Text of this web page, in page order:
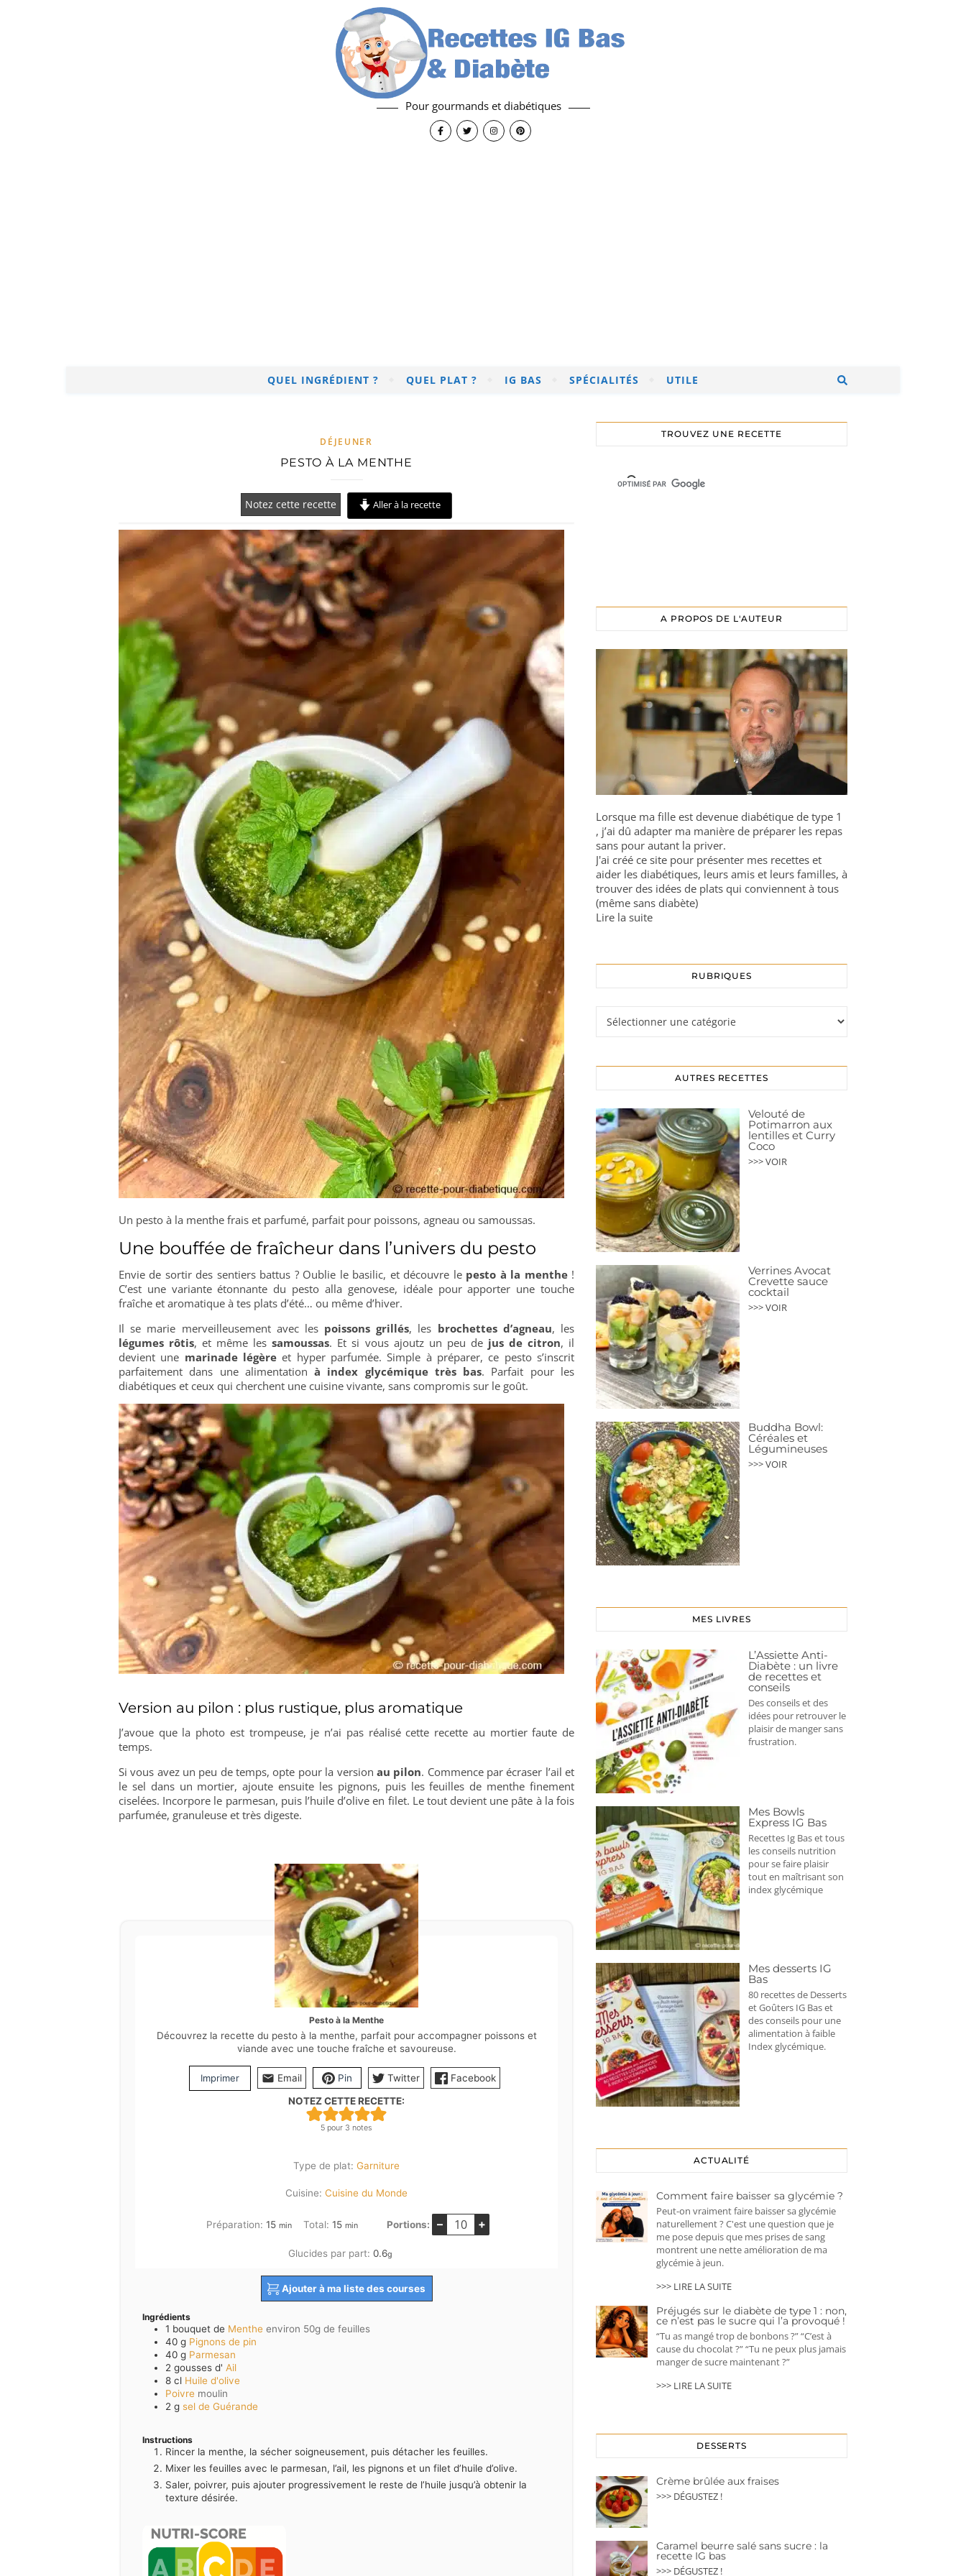
Pour gourmands et diabétiques
QUEL INGRÉDIENT ? QUEL PLAT ? IG BAS SPÉCIALITÉS UTILE
DÉJEUNER
PESTO À LA MENTHE
Notez cette recette Aller à la recette
Un pesto à la menthe frais et parfumé, parfait pour poissons, agneau ou samoussas.
Une bouffée de fraîcheur dans l’univers du pesto
Envie de sortir des sentiers battus ? Oublie le basilic, et découvre le pesto à la menthe!
C’est une variante étonnante du pesto alla genovese, idéale pour apporter une touche
fraîche et aromatique à tes plats d’été… ou même d’hiver.
Il se marie merveilleusement avec les poissons grillés, les brochettes d’agneau, les
légumes rôtis, et même lessamoussas. Et si vous ajoutz un peu de jus de citron, il
devient une marinade légère et hyper parfumée. Simple à préparer, ce pesto s’inscrit
parfaitement dans une alimentationà index glycémique très bas. Parfait pour les
diabétiques et ceux qui cherchent une cuisine vivante, sans compromis sur le goût.
Version au pilon : plus rustique, plus aromatique
J’avoue que la photo est trompeuse, je n’ai pas réalisé cette recette au mortier faute de
temps.
Si vous avez un peu de temps, opte pour la version au pilon. Commence par écraser l’ail et
le sel dans un mortier, ajoute ensuite les pignons, puis les feuilles de menthe finement
ciselées. Incorpore le parmesan, puis l’huile d’olive en filet. Le tout devient une pâte à la fois
parfumée, granuleuse et très digeste.
Pesto à la Menthe
Découvrez la recette du pesto à la menthe, parfait pour accompagner poissons et
viande avec une touche fraîche et savoureuse.
Imprimer Email Pin Twitter
Facebook
NOTEZ CETTE RECETTE:
5 pour 3 notes
Type de plat: Garniture
Cuisine: Cuisine du Monde
Préparation: 15minutes
min Total: 15minutes
min Portions: – +
Glucides par part:0.6g
Ajouter à ma liste des courses
Ingrédients
1 bouquet de Menthe environ 50g de feuilles
40 g Pignons de pin
40 g Parmesan
2 gousses d' Ail
8 cl Huile d'olive
Poivre moulin
2 g sel de Guérande
Instructions
Rincer la menthe, la sécher soigneusement, puis détacher les feuilles.
Mixer les feuilles avec le parmesan, l’ail, les pignons et un filet d’huile d’olive.
Saler, poivrer, puis ajouter progressivement le reste de l’huile jusqu’à obtenir la
texture désirée.
TROUVEZ UNE RECETTE
A PROPOS DE L'AUTEUR
Lorsque ma fille est devenue diabétique de type 1
, j’ai dû adapter ma manière de préparer les repas
sans pour autant la priver.
J'ai créé ce site pour présenter mes recettes et
aider les diabétiques, leurs amis et leurs familles, à
trouver des idées de plats qui conviennent à tous
(même sans diabète)
Lire la suite
RUBRIQUES
AUTRES RECETTES
Velouté de
Potimarron aux
lentilles et Curry
Coco
>>> VOIR
Verrines Avocat
Crevette sauce
cocktail
>>> VOIR
Buddha Bowl:
Céréales et
Légumineuses
>>> VOIR
MES LIVRES
L’Assiette Anti-
Diabète : un livre
de recettes et
conseils
Des conseils et des
idées pour retrouver le
plaisir de manger sans
frustration.
Mes Bowls
Express IG Bas
Recettes Ig Bas et tous
les conseils nutrition
pour se faire plaisir
tout en maîtrisant son
index glycémique
Mes desserts IG
Bas
80 recettes de Desserts
et Goûters IG Bas et
des conseils pour une
alimentation à faible
Index glycémique.
ACTUALITÉ
Comment faire baisser sa glycémie ?
Peut-on vraiment faire baisser sa glycémie
naturellement ? C'est une question que je
me pose depuis que mes prises de sang
montrent une nette amélioration de ma
glycémie à jeun.
>>> LIRE LA SUITE
Préjugés sur le diabète de type 1 : non,
ce n’est pas le sucre qui l’a provoqué !
“Tu as mangé trop de bonbons ?” “C’est à
cause du chocolat ?” “Tu ne peux plus jamais
manger de sucre maintenant ?”
>>> LIRE LA SUITE
DESSERTS
Crème brûlée aux fraises
>>> DÉGUSTEZ !
Caramel beurre salé sans sucre : la
recette IG bas
>>> DÉGUSTEZ !